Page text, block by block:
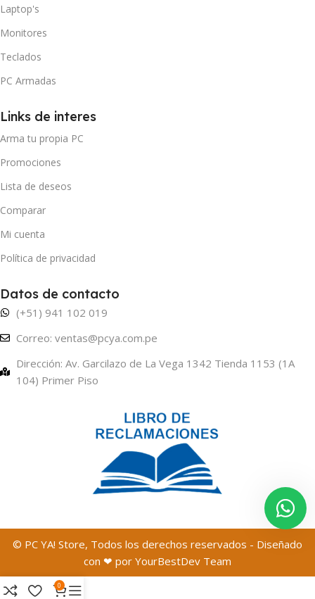
Laptop's
Monitores
Teclados
PC Armadas
Links de interes
Arma tu propia PC
Promociones
Lista de deseos
Comparar
Mi cuenta
Política de privacidad
Datos de contacto
(+51) 941 102 019
Correo: ventas@pcya.com.pe
Dirección: Av. Garcilazo de La Vega 1342 Tienda 1153 (1A
104) Primer Piso
© PC YA! Store, Todos los derechos reservados - Diseñado
con ❤ por YourBestDev Team
0